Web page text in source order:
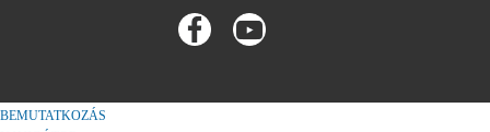
BEMUTATKOZÁS